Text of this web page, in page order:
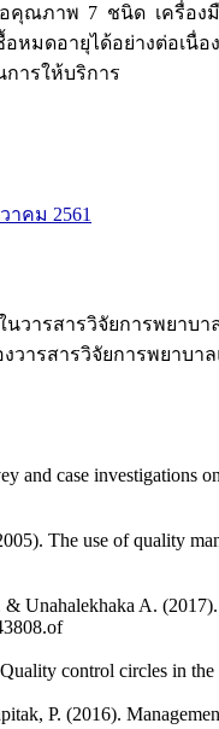
คุณภาพ 7 ชนิด เครื่อ
มดอายุได้อย่างต่อเนื่อ
ารให้บริการ
าคม 2561
วารสารวิจัยการพยาบ
วารสารวิจัยการพยาบา
and case investigations
The use of quality
Unahalekhaka A.
control circles in
P. (2016).